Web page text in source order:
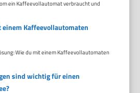
ein Kaffeevollautomat verbraucht und
einem Kaffeevollautomaten
Wie du mit einem Kaffeevollautomaten
sind wichtig für einen